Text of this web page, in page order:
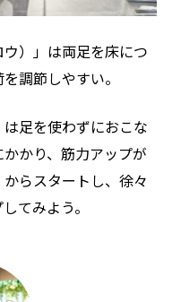
ウ）」は両足を床につ
調節しやすい。
足を使わずにおこな
かり、筋力アップが
らスタートし、徐々
てみよう。